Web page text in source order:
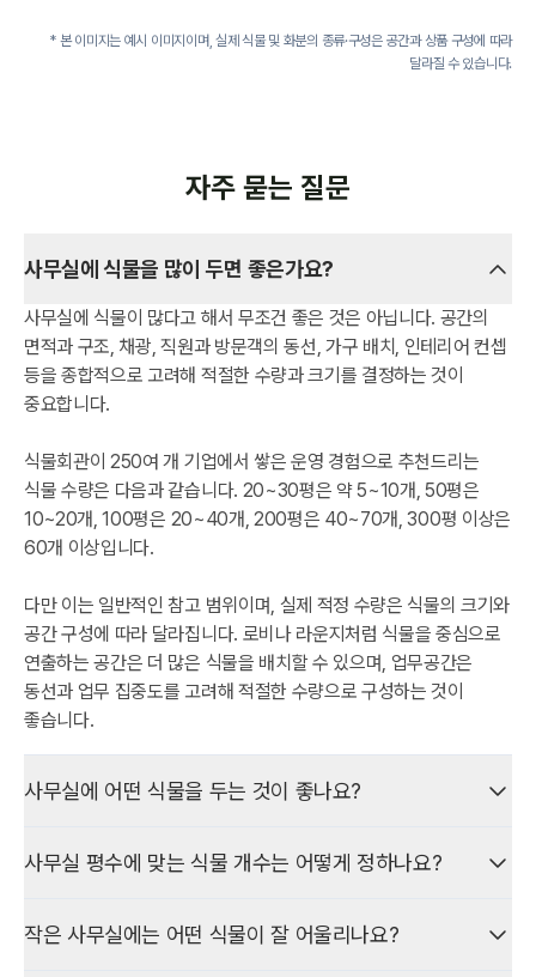
* 본 이미지는 예시 이미지이며, 실제 식물 및 화분의 종류·구성은 공간과 상품 구성에 따라
달라질 수 있습니다.
자주 묻는 질문
사무실에 식물을 많이 두면 좋은가요?
사무실에 식물이 많다고 해서 무조건 좋은 것은 아닙니다. 공간의
면적과 구조, 채광, 직원과 방문객의 동선, 가구 배치, 인테리어 컨셉
등을 종합적으로 고려해 적절한 수량과 크기를 결정하는 것이
중요합니다.
식물회관이 250여 개 기업에서 쌓은 운영 경험으로 추천드리는
식물 수량은 다음과 같습니다. 20~30평은 약 5~10개, 50평은
10~20개, 100평은 20~40개, 200평은 40~70개, 300평 이상은
60개 이상입니다.
다만 이는 일반적인 참고 범위이며, 실제 적정 수량은 식물의 크기와
공간 구성에 따라 달라집니다. 로비나 라운지처럼 식물을 중심으로
연출하는 공간은 더 많은 식물을 배치할 수 있으며, 업무공간은
동선과 업무 집중도를 고려해 적절한 수량으로 구성하는 것이
좋습니다.
사무실에 어떤 식물을 두는 것이 좋나요?
부족한 곳에는 드라세나·산세베리아·스파티필름 등, 로비나 넓은
활용합니다.
사무실 평수에 맞는 식물 개수는 어떻게 정하나요?
평수라도 구조·가구·동선·채광·식물 크기·배치 목적에 따라 필요한
작은 사무실에는 어떤 식물이 잘 어울리나요?